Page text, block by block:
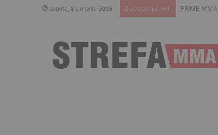
sobota, 8 sierpnia 2026 Z ostatniej chwili PRIME